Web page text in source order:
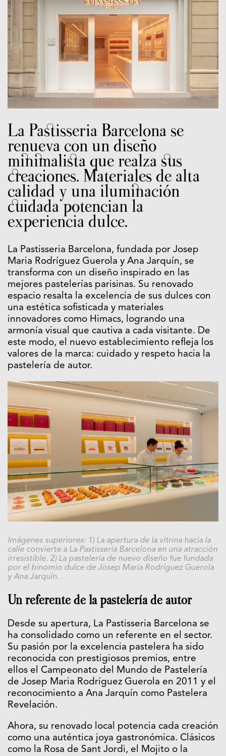
La Pastisseria Barcelona se
renueva con un diseño
minimalista que realza sus
creaciones. Materiales de alta
calidad y una iluminación
cuidada potencian la
experiencia dulce.
La Pastisseria Barcelona, fundada por Josep
Maria Rodríguez Guerola y Ana Jarquín, se
transforma con un diseño inspirado en las
mejores pastelerías parisinas. Su renovado
espacio resalta la excelencia de sus dulces con
una estética sofisticada y materiales
innovadores como Himacs, logrando una
armonía visual que cautiva a cada visitante. De
este modo, el nuevo establecimiento refleja los
valores de la marca: cuidado y respeto hacia la
pastelería de autor.
Imágenes superiores: 1) La apertura de la vitrina hacia la
calle convierte a La Pastisseria Barcelona en una atracción
irresistible. 2) La pastelería de nuevo diseño fue fundada
por el binomio dulce de Josep Maria Rodríguez Guerola
y Ana Jarquín.
Un referente de la pastelería de autor
Desde su apertura, La Pastisseria Barcelona se
ha consolidado como un referente en el sector.
Su pasión por la excelencia pastelera ha sido
reconocida con prestigiosos premios, entre
ellos el Campeonato del Mundo de Pastelería
de Josep Maria Rodríguez Guerola en 2011 y el
reconocimiento a Ana Jarquín como Pastelera
Revelación.
Ahora, su renovado local potencia cada creación
como una auténtica joya gastronómica. Clásicos
como la Rosa de Sant Jordi, el Mojito o la